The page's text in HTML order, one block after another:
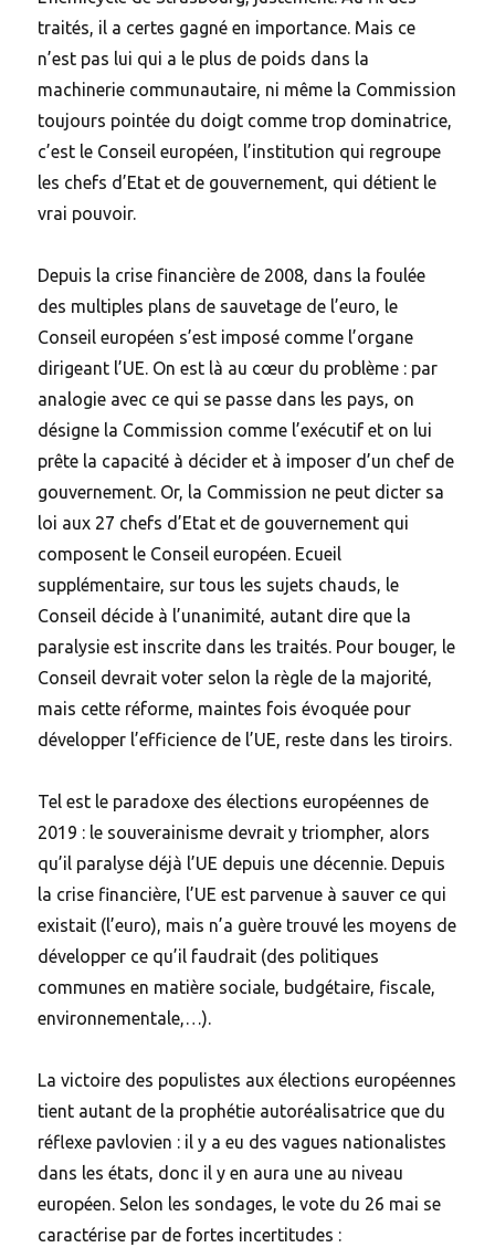
traités, il a certes gagné en importance. Mais ce
n’est pas lui qui a le plus de poids dans la
machinerie communautaire, ni même la Commission
toujours pointée du doigt comme trop dominatrice,
c’est le Conseil européen, l’institution qui regroupe
les chefs d’Etat et de gouvernement, qui détient le
vrai pouvoir.
Depuis la crise financière de 2008, dans la foulée
des multiples plans de sauvetage de l’euro, le
Conseil européen s’est imposé comme l’organe
dirigeant l’UE. On est là au cœur du problème : par
analogie avec ce qui se passe dans les pays, on
désigne la Commission comme l’exécutif et on lui
prête la capacité à décider et à imposer d’un chef de
gouvernement. Or, la Commission ne peut dicter sa
loi aux 27 chefs d’Etat et de gouvernement qui
composent le Conseil européen. Ecueil
supplémentaire, sur tous les sujets chauds, le
Conseil décide à l’unanimité, autant dire que la
paralysie est inscrite dans les traités. Pour bouger, le
Conseil devrait voter selon la règle de la majorité,
mais cette réforme, maintes fois évoquée pour
développer l’efficience de l’UE, reste dans les tiroirs.
Tel est le paradoxe des élections européennes de
2019 : le souverainisme devrait y triompher, alors
qu’il paralyse déjà l’UE depuis une décennie. Depuis
la crise financière, l’UE est parvenue à sauver ce qui
existait (l’euro), mais n’a guère trouvé les moyens de
développer ce qu’il faudrait (des politiques
communes en matière sociale, budgétaire, fiscale,
environnementale,…).
La victoire des populistes aux élections européennes
tient autant de la prophétie autoréalisatrice que du
réflexe pavlovien : il y a eu des vagues nationalistes
dans les états, donc il y en aura une au niveau
européen. Selon les sondages, le vote du 26 mai se
caractérise par de fortes incertitudes :